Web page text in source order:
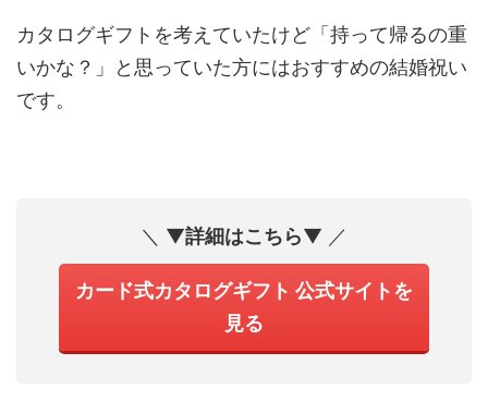
カタログギフトを考えていたけど「持って帰るの重
いかな？」と思っていた方にはおすすめの結婚祝い
です。
＼ ▼詳細はこちら▼ ／
カード式カタログギフト 公式サイトを
見る